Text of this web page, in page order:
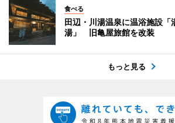
食べる
田辺・川湯温泉に温浴施設「
湯」 旧亀屋旅館を改装
もっと見る